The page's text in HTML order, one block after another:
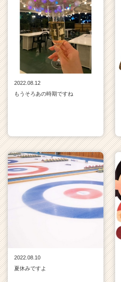
2022.08.12
もうそろあの時期ですね
2022.08.10
夏休みですよ